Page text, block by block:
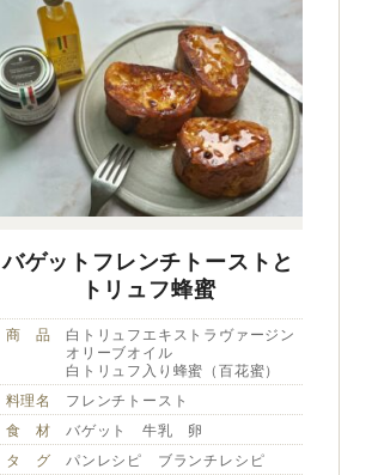
バゲットフレンチトーストと
トリュフ蜂蜜
商 品
白トリュフエキストラヴァージン
オリーブオイル
白トリュフ入り蜂蜜（百花蜜）
料理名
フレンチトースト
食 材
バゲット 牛乳 卵
タ グ
パンレシピ ブランチレシピ